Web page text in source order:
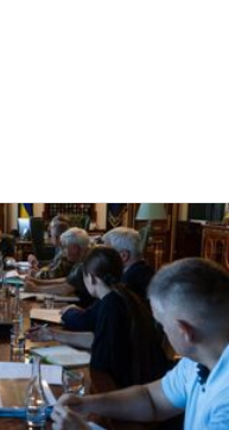
підготовки
готуються
проєкту FREYJA